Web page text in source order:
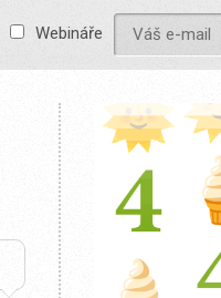
Webináře